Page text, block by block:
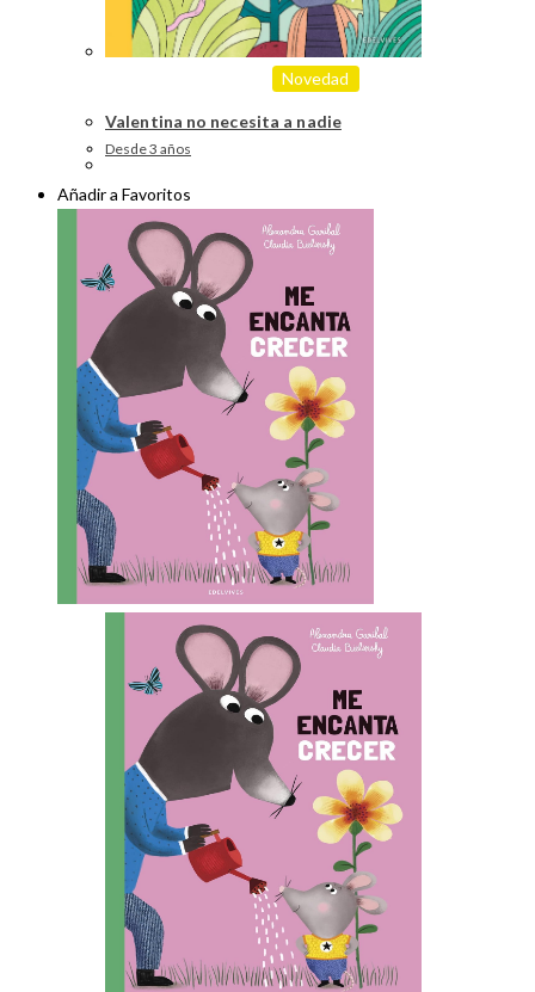
Novedad
Valentina no necesita a nadie
Desde 3 años
Añadir a Favoritos